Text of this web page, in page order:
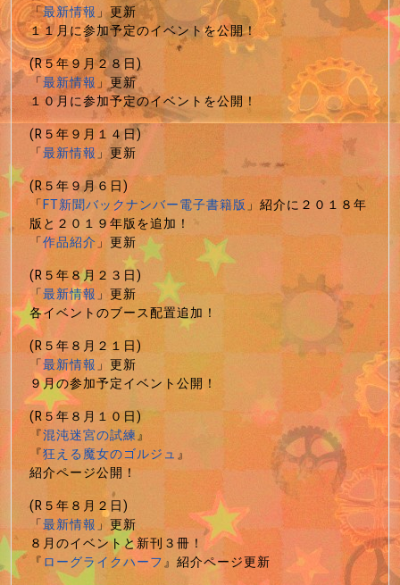
「最新情報」更新
１１月に参加予定のイベントを公開！
(R５年９月２８日)
「最新情報」更新
１０月に参加予定のイベントを公開！
(R５年９月１４日)
「最新情報」更新
(R５年９月６日)
「FT新聞バックナンバー電子書籍版」紹介に２０１８年
版と２０１９年版を追加！
「作品紹介」更新
(R５年８月２３日)
「最新情報」更新
各イベントのブース配置追加！
(R５年８月２１日)
「最新情報」更新
９月の参加予定イベント公開！
(R５年８月１０日)
『混沌迷宮の試練』
『狂える魔女のゴルジュ』
紹介ページ公開！
(R５年８月２日)
「最新情報」更新
８月のイベントと新刊３冊！
『ローグライクハーフ』紹介ページ更新